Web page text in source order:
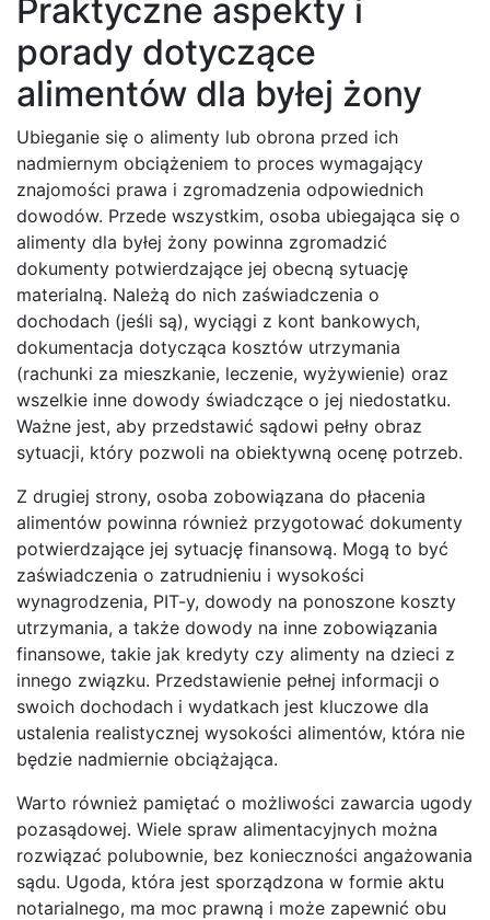
Praktyczne aspekty i
porady dotyczące
alimentów dla byłej żony
Ubieganie się o alimenty lub obrona przed ich
nadmiernym obciążeniem to proces wymagający
znajomości prawa i zgromadzenia odpowiednich
dowodów. Przede wszystkim, osoba ubiegająca się o
alimenty dla byłej żony powinna zgromadzić
dokumenty potwierdzające jej obecną sytuację
materialną. Należą do nich zaświadczenia o
dochodach (jeśli są), wyciągi z kont bankowych,
dokumentacja dotycząca kosztów utrzymania
(rachunki za mieszkanie, leczenie, wyżywienie) oraz
wszelkie inne dowody świadczące o jej niedostatku.
Ważne jest, aby przedstawić sądowi pełny obraz
sytuacji, który pozwoli na obiektywną ocenę potrzeb.
Z drugiej strony, osoba zobowiązana do płacenia
alimentów powinna również przygotować dokumenty
potwierdzające jej sytuację finansową. Mogą to być
zaświadczenia o zatrudnieniu i wysokości
wynagrodzenia, PIT-y, dowody na ponoszone koszty
utrzymania, a także dowody na inne zobowiązania
finansowe, takie jak kredyty czy alimenty na dzieci z
innego związku. Przedstawienie pełnej informacji o
swoich dochodach i wydatkach jest kluczowe dla
ustalenia realistycznej wysokości alimentów, która nie
będzie nadmiernie obciążająca.
Warto również pamiętać o możliwości zawarcia ugody
pozasądowej. Wiele spraw alimentacyjnych można
rozwiązać polubownie, bez konieczności angażowania
sądu. Ugoda, która jest sporządzona w formie aktu
notarialnego, ma moc prawną i może zapewnić obu